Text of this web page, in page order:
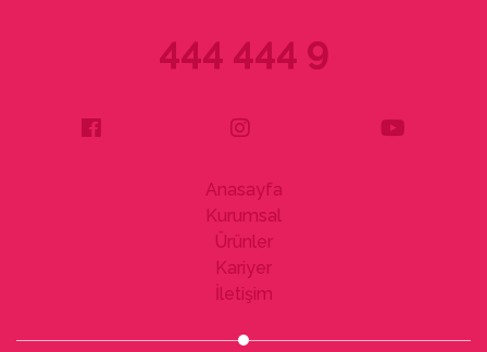
444 444 9
Anasayfa
Kurumsal
Ürünler
Kariyer
İletişim